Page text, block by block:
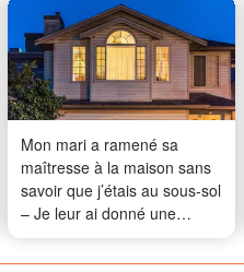
Mon mari a ramené sa
maîtresse à la maison sans
savoir que j’étais au sous-sol
– Je leur ai donné une
bonne leçon à tous les deux